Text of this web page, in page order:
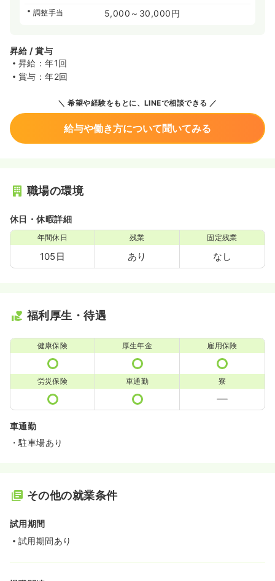
調整手当 5,000～30,000円
昇給 / 賞与
昇給：年1回
賞与：年2回
希望や経験をもとに、LINEで相談できる
給与や働き方について聞いてみる
職場の環境
休日・休暇詳細
年間休日
105日
残業
あり
固定残業
なし
福利厚生・待遇
健康保険 厚生年金 雇用保険
労災保険 車通勤 寮
車通勤
・駐車場あり
その他の就業条件
試用期間
試用期間あり